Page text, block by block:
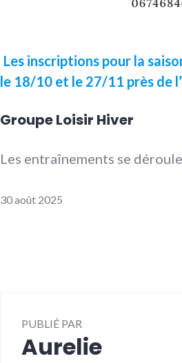
Les inscriptions pour la
le 18/10 et le 27/11 près de
Groupe Loisir Hiver
Les entraînements se
30 août 2025
PUBLIÉ PAR
Aurelie